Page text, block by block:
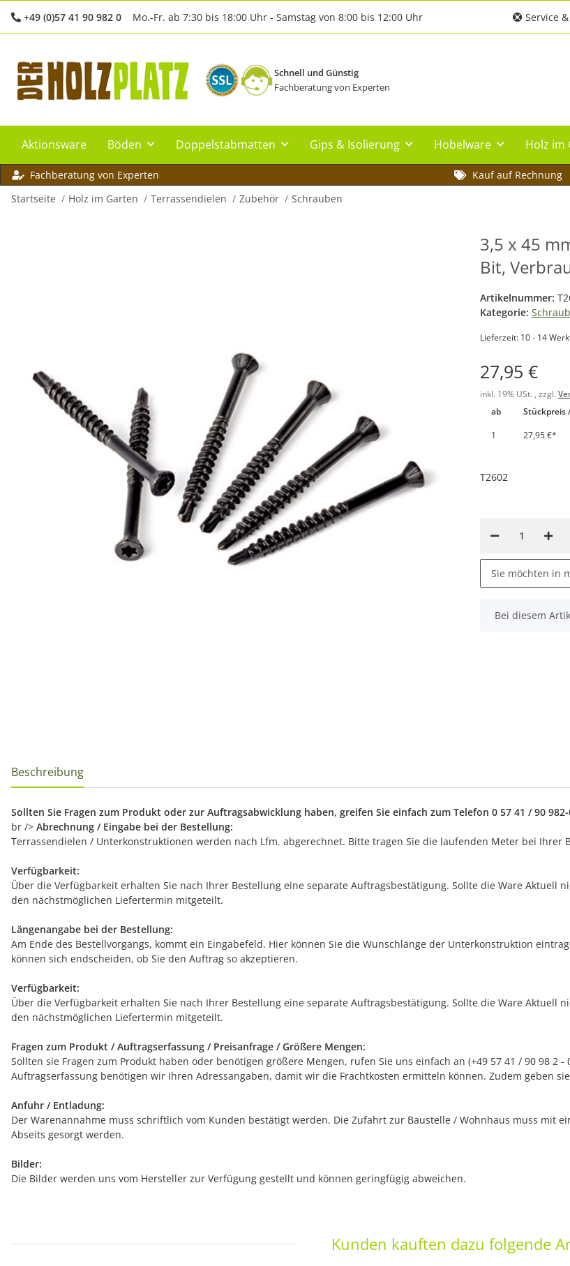
+49 (0)57 41 90 982 0 Mo.-Fr. ab 7:30 bis 18:00 Uhr - Samstag von 8:00 bis 12:00 Uhr Service
Schnell und Günstig
Fachberatung von Experten
Aktionsware Böden Doppelstabmatten Gips & Isolierung Hobelware Holz im
Fachberatung von Experten Kauf auf Rechnung
Startseite
Holz im Garten Terrassendielen Zubehör Schrauben
3,5 x 45
Bit,
Artikelnummer:
Kategorie:
Lieferzeit: 10 - 14
27,95 €
inkl. 19% USt. , zzgl.
ab
Stückpreis
1
27,95 €*
T2602
Sie möchten in
x
Bei diesem
Beschreibung
Sollten Sie Fragen zum Produkt oder zur Auftragsabwicklung haben, greifen Sie einfach zum Telefon 0 57 41 / 90 982-
br /> Abrechnung / Eingabe bei der Bestellung:
Terrassendielen / Unterkonstruktionen werden nach Lfm. abgerechnet. Bitte tragen Sie die laufenden Meter bei Ihrer
Verfügbarkeit:
Über die Verfügbarkeit erhalten Sie nach Ihrer Bestellung eine separate Auftragsbestätigung. Sollte die Ware
den nächstmöglichen Liefertermin mitgeteilt.
Längenangabe bei der Bestellung:
Am Ende des Bestellvorgangs, kommt ein Eingabefeld. Hier können Sie die Wunschlänge der Unterkonstruktion
können sich endscheiden, ob Sie den Auftrag so akzeptieren.
Verfügbarkeit:
Über die Verfügbarkeit erhalten Sie nach Ihrer Bestellung eine separate Auftragsbestätigung. Sollte die Ware
den nächstmöglichen Liefertermin mitgeteilt.
Fragen zum Produkt / Auftragserfassung / Preisanfrage / Größere Mengen:
Sollten sie Fragen zum Produkt haben oder benötigen größere Mengen, rufen Sie uns einfach an (+49 57 41 / 90 98 2
Auftragserfassung benötigen wir Ihren Adressangaben, damit wir die Frachtkosten ermitteln können. Zudem geben
Anfuhr / Entladung:
Der Warenannahme muss schriftlich vom Kunden bestätigt werden. Die Zufahrt zur Baustelle / Wohnhaus muss mit
Abseits gesorgt werden.
Bilder:
Die Bilder werden uns vom Hersteller zur Verfügung gestellt und können geringfügig abweichen.
Kunden kauften dazu folgende